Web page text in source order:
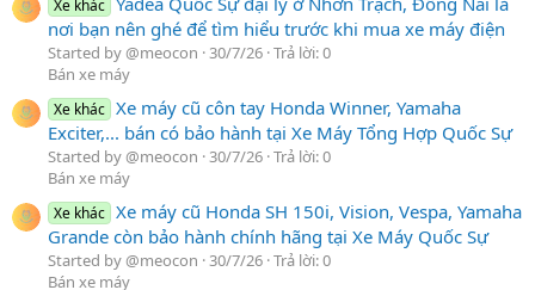
Xe khác
nơi bạn nên ghé để tìm hiểu trước khi mua xe máy điện
Started by @meocon 30/7/26 Trả lời: 0
Bán xe máy
Xe khác Xe máy cũ côn tay Honda Winner, Yamaha
Exciter,... bán có bảo hành tại Xe Máy Tổng Hợp Quốc Sự
Started by @meocon 30/7/26 Trả lời: 0
Bán xe máy
Xe khác Xe máy cũ Honda SH 150i, Vision, Vespa, Yamaha
Grande còn bảo hành chính hãng tại Xe Máy Quốc Sự
Started by @meocon 30/7/26 Trả lời: 0
Bán xe máy